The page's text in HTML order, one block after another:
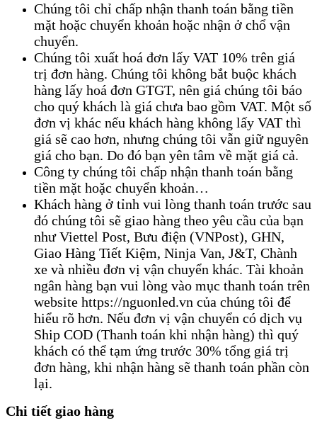
Chúng tôi chỉ chấp nhận thanh toán bằng tiền
mặt hoặc chuyển khoản hoặc nhận ở chổ vận
chuyển.
Chúng tôi xuất hoá đơn lấy VAT 10% trên giá
trị đơn hàng. Chúng tôi không bắt buộc khách
hàng lấy hoá đơn GTGT, nên giá chúng tôi báo
cho quý khách là giá chưa bao gồm VAT. Một số
đơn vị khác nếu khách hàng không lấy VAT thì
giá sẽ cao hơn, nhưng chúng tôi vẫn giữ nguyên
giá cho bạn. Do đó bạn yên tâm về mặt giá cả.
Công ty chúng tôi chấp nhận thanh toán bằng
tiền mặt hoặc chuyển khoản…
Khách hàng ở tỉnh vui lòng thanh toán trước sau
đó chúng tôi sẽ giao hàng theo yêu cầu của bạn
như Viettel Post, Bưu điện (VNPost), GHN,
Giao Hàng Tiết Kiệm, Ninja Van, J&T, Chành
xe và nhiều đơn vị vận chuyển khác. Tài khoản
ngân hàng bạn vui lòng vào mục thanh toán trên
website https://nguonled.vn của chúng tôi để
hiểu rõ hơn. Nếu đơn vị vận chuyển có dịch vụ
Ship COD (Thanh toán khi nhận hàng) thì quý
khách có thể tạm ứng trước 30% tổng giá trị
đơn hàng, khi nhận hàng sẽ thanh toán phần còn
lại.
Chi tiết giao hàng